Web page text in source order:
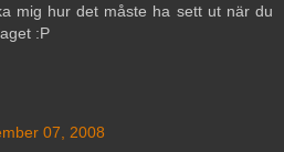
mig hur det måste ha sett ut när du
:P
07, 2008